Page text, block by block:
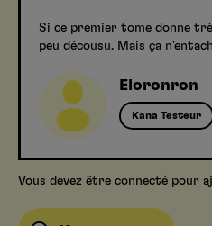
Si ce premier tome donne
peu décousu. Mais ça
Eloronron
Kana Testeur
Vous devez être connecté pour